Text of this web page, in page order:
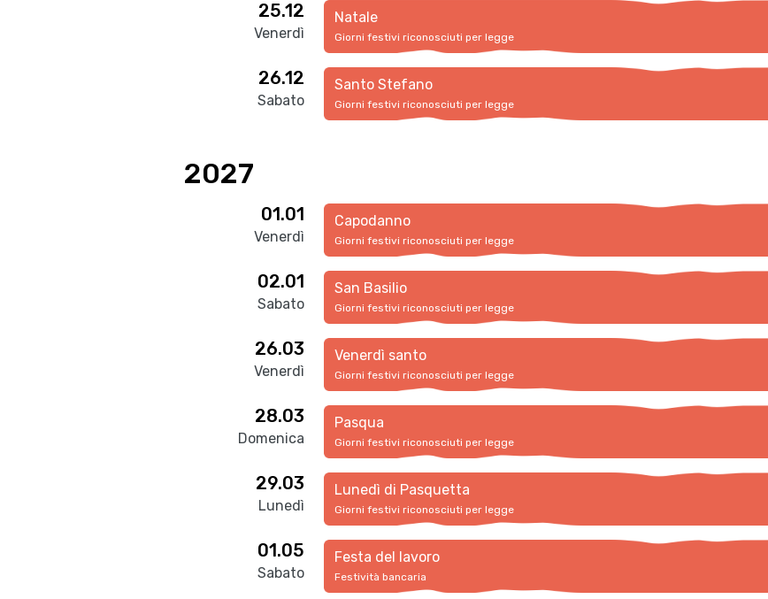
25.12
Venerdì
Natale
Giorni festivi riconosciuti per legge
26.12
Sabato
Santo Stefano
Giorni festivi riconosciuti per legge
2027
01.01
Venerdì
Capodanno
Giorni festivi riconosciuti per legge
02.01
Sabato
San Basilio
Giorni festivi riconosciuti per legge
26.03
Venerdì
Venerdì santo
Giorni festivi riconosciuti per legge
28.03
Domenica
Pasqua
Giorni festivi riconosciuti per legge
29.03
Lunedì
Lunedì di Pasquetta
Giorni festivi riconosciuti per legge
01.05
Sabato
Festa del lavoro
Festività bancaria